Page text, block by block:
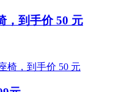
，到手价 50 元